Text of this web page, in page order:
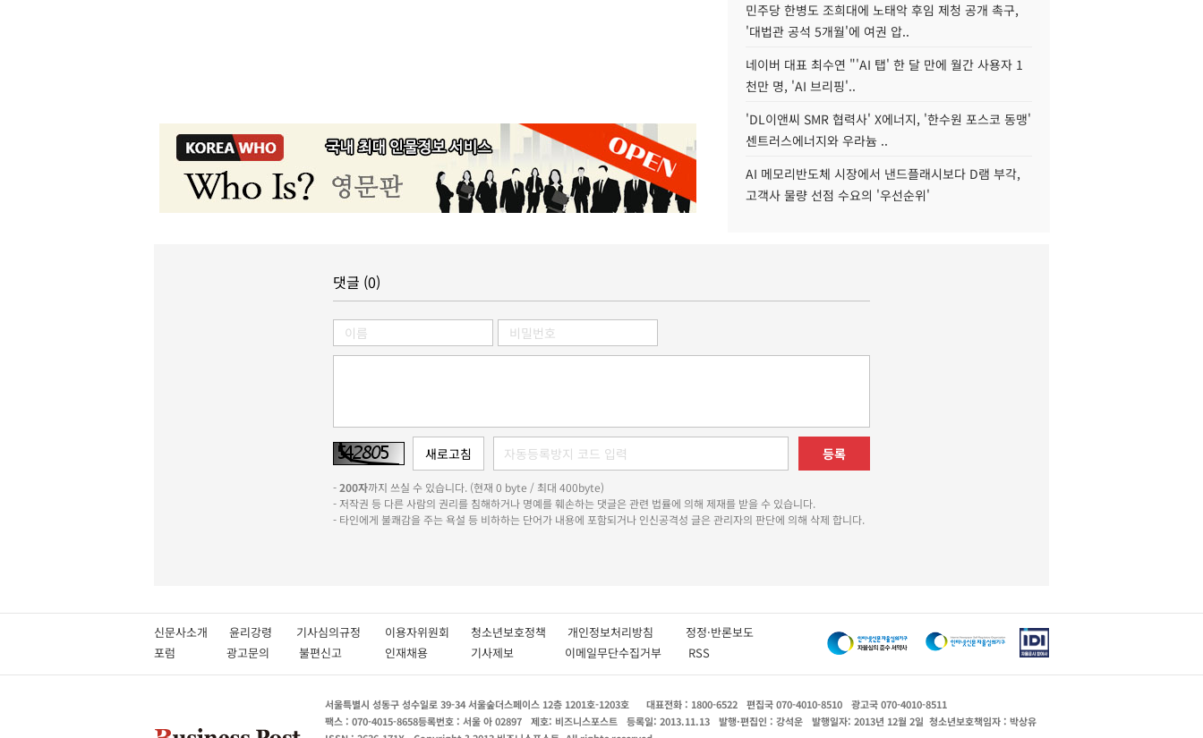
민주당 한병도 조희대에 노태악 후임 제청 공개 촉구,
'대법관 공석 5개월'에 여권 압..
네이버 대표 최수연 "'AI 탭' 한 달 만에 월간 사용자 1
천만 명, 'AI 브리핑'..
'DL이앤씨 SMR 협력사' X에너지, '한수원 포스코 동맹'
센트러스에너지와 우라늄 ..
AI 메모리반도체 시장에서 낸드플래시보다 D램 부각,
고객사 물량 선점 수요의 '우선순위'
댓글 (0)
등록
-200자까지 쓰실 수 있습니다. (현재 0 byte / 최대 400byte)
- 저작권 등 다른 사람의 권리를 침해하거나 명예를 훼손하는 댓글은 관련 법률에 의해 제재를 받을 수 있습니다.
- 타인에게 불쾌감을 주는 욕설 등 비하하는 단어가 내용에 포함되거나 인신공격성 글은 관리자의 판단에 의해 삭제 합니다.
신문사소개 윤리강령 기사심의규정 이용자위원회 청소년보호정책 개인정보처리방침 정정·반론보도
포럼
광고문의 불편신고 인재채용 기사제보 이메일무단수집거부 RSS
서울특별시 성동구 성수일로 39-34 서울숲더스페이스 12층 1201호-1203호 대표전화 : 1800-6522 편집국 070-4010-8510
광고국 070-4010-8511
팩스 : 070-4015-8658등록번호 : 서울 아 02897 제호: 비즈니스포스트 등록일: 2013.11.13 발행·편집인 : 강석운 발행일자: 2013년 12월 2일 청소년보호책임자 : 박상유